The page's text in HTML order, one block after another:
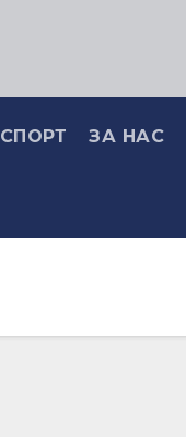
СПОРТ ЗА НАС